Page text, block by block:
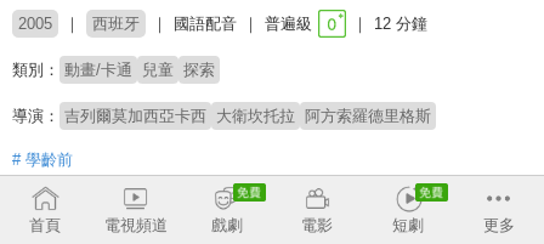
2005 西班牙 國語配音 普遍級 12 分鐘
類別： 動畫/卡通 兒童 探索
導演： 吉列爾莫加西亞卡西 大衛坎托拉 阿方索羅德里格斯
# 學齡前
首頁 電視頻道 戲劇 電影 短劇 更多